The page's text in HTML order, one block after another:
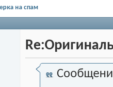
на спам